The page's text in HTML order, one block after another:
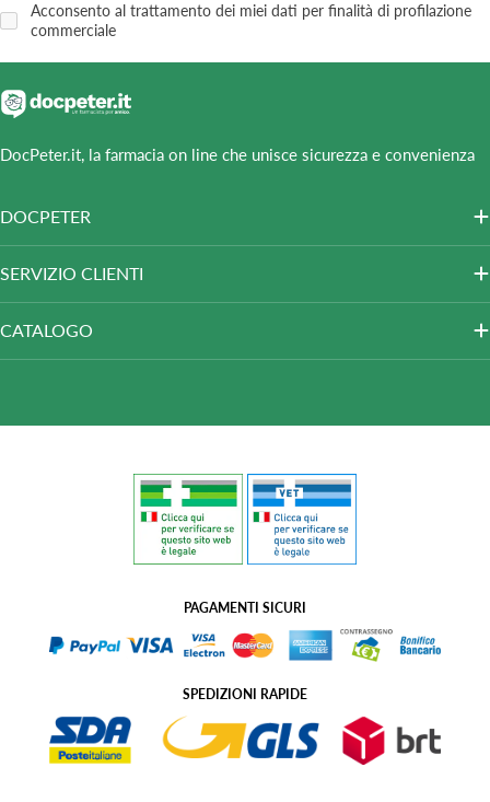
Acconsento al trattamento dei miei dati per finalità di profilazione
commerciale
DocPeter.it, la farmacia on line che unisce sicurezza e convenienza
DOCPETER
SERVIZIO CLIENTI
CATALOGO
PAGAMENTI SICURI
SPEDIZIONI RAPIDE